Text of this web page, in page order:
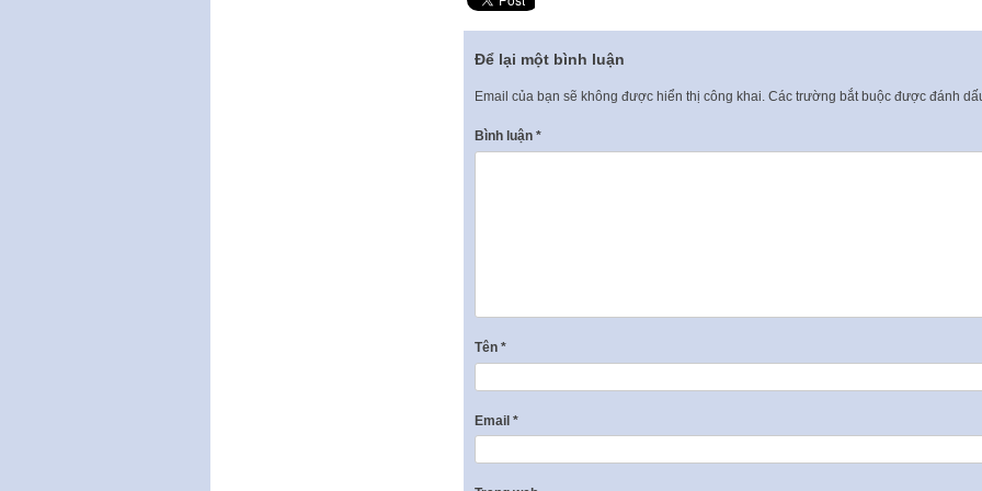
Để lại một bình luận
Email của bạn sẽ không được hiển thị công khai. Các trường bắt buộc được đánh
Bình luận *
Tên *
Email *